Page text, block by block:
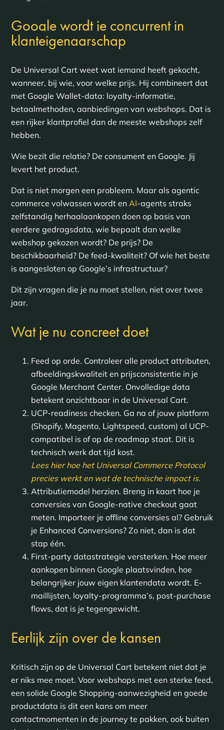
Google wordt je concurrent in
klanteigenaarschap
De Universal Cart weet wat iemand heeft gekocht,
wanneer, bij wie, voor welke prijs. Hij combineert dat
met Google Wallet-data: loyalty-informatie,
betaalmethoden, aanbiedingen van webshops. Dat is
een rijker klantprofiel dan de meeste webshops zelf
hebben.
Wie bezit die relatie? De consument en Google. Jij
levert het product.
Dat is niet morgen een probleem. Maar als agentic
commerce volwassen wordt en AI-agents straks
zelfstandig herhaalaankopen doen op basis van
eerdere gedragsdata, wie bepaalt dan welke
webshop gekozen wordt? De prijs? De
beschikbaarheid? De feed-kwaliteit? Of wie het beste
is aangesloten op Google’s infrastructuur?
Dit zijn vragen die je nu moet stellen, niet over twee
jaar.
Wat je nu concreet doet
Feed op orde. Controleer alle product attributen,
afbeeldingskwaliteit en prijsconsistentie in je
Google Merchant Center. Onvolledige data
betekent onzichtbaar in de Universal Cart.
UCP-readiness checken. Ga na of jouw platform
(Shopify, Magento, Lightspeed, custom) al UCP-
compatibel is of op de roadmap staat. Dit is
technisch werk dat tijd kost.
Lees hier hoe het Universal Commerce Protocol
precies werkt en wat de technische impact is.
Attributiemodel herzien. Breng in kaart hoe je
conversies van Google-native checkout gaat
meten. Importeer je offline conversies al? Gebruik
je Enhanced Conversions? Zo niet, dan is dat
stap één.
First-party datastrategie versterken. Hoe meer
aankopen binnen Google plaatsvinden, hoe
belangrijker jouw eigen klantendata wordt. E-
maillijsten, loyalty-programma’s, post-purchase
flows, dat is je tegengewicht.
Eerlijk zijn over de kansen
Kritisch zijn op de Universal Cart betekent niet dat je
er niks mee moet. Voor webshops met een sterke feed,
een solide Google Shopping-aanwezigheid en goede
productdata is dit een kans om meer
contactmomenten in de journey te pakken, ook buiten